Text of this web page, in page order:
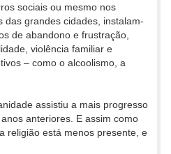
sociais ou mesmo nos
das grandes cidades, instalam-
de abandono e frustração,
violência familiar e
– como o alcoolismo, a
assistiu a mais progresso
anteriores. E assim como
religião está menos presente, e